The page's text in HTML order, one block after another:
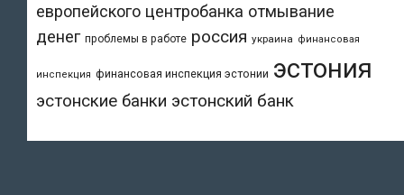
европейского центробанка отмывание
денег проблемы в работе россия украина финансовая
инспекция финансовая инспекция эстонии эстония
эстонские банки эстонский банк